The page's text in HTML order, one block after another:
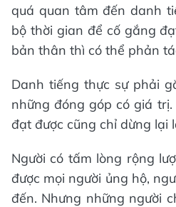
quá quan tâm đến danh
bộ thời gian để cố gắng
bản thân thì có thể phản
Danh tiếng thực sự phải
những đóng góp có giá
đạt được cũng chỉ dừng lại
Người có tấm lòng rộng
được mọi người ủng hộ,
đến. Nhưng những người